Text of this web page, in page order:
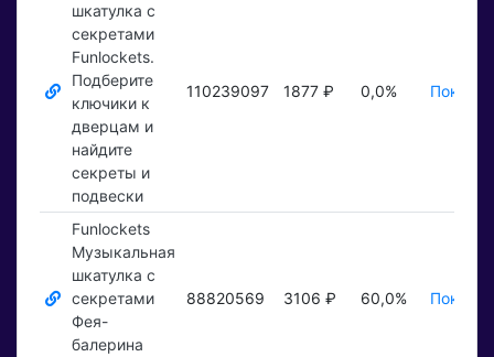
шкатулка с
секретами
Funlockets.
Подберите
ключики к
дверцам и
найдите
секреты и
подвески
110239097 1877 ₽ 0,0%
Funlockets
Музыкальная
шкатулка с
секретами
Фея-
балерина
88820569 3106 ₽ 60,0%